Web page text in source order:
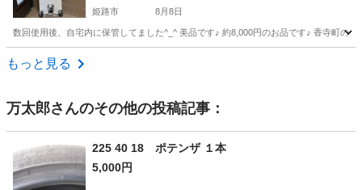
姫路市 8月8日
数回使用後、自宅内に保管してました^_^ 美品です♪ 約8,000円のお品です♪ 香寺町の
兵庫 姫路市
もっと見る
万太郎さんのその他の投稿記事：
225 40 18 ポテンザ １本
5,000円